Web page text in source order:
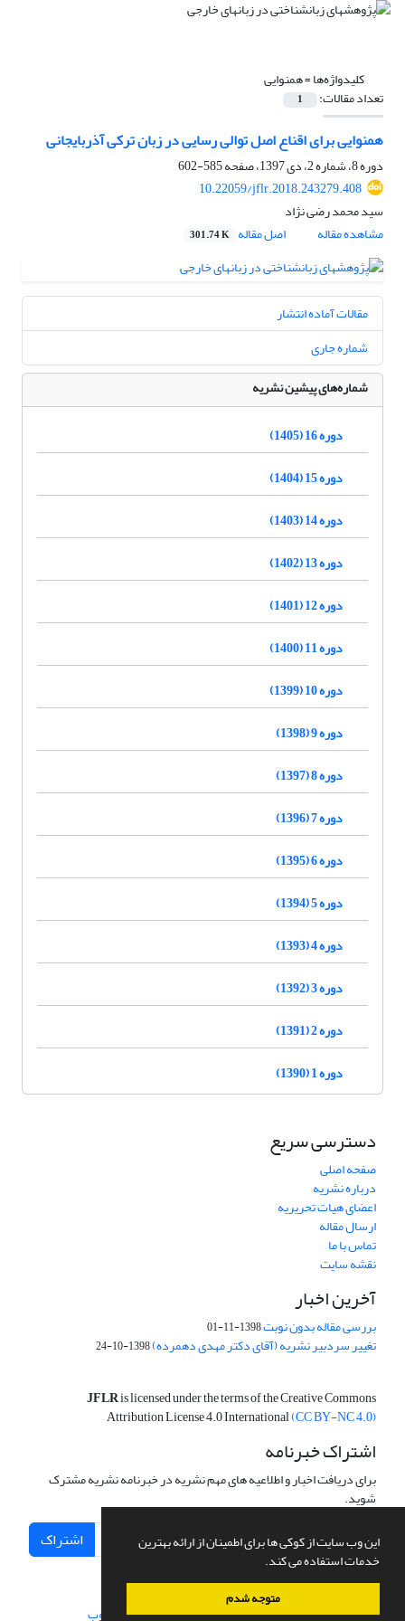
این وب سایت از کوکی ها برای اطمینان از ارائه بهترین
خدمات استفاده می کند.
متوجه شدم
کلیدواژه‌ها =همنوایی
تعداد مقالات: 1
همنوایی برای اقناع اصل توالی رسایی در زبان ترکی آذربایجانی
دوره 8، شماره 2، دی 1397، صفحه
585-602
10.22059/jflr.2018.243279.408
سید محمد رضی نژاد
مشاهده مقاله
اصل مقاله 301.74 K
مقالات آماده انتشار
شماره جاری
شماره‌های پیشین نشریه
دوره 16 (1405)
دوره 15 (1404)
دوره 14 (1403)
دوره 13 (1402)
دوره 12 (1401)
دوره 11 (1400)
دوره 10 (1399)
دوره 9 (1398)
دوره 8 (1397)
دوره 7 (1396)
دوره 6 (1395)
دوره 5 (1394)
دوره 4 (1393)
دوره 3 (1392)
دوره 2 (1391)
دوره 1 (1390)
دسترسی سریع
صفحه اصلی
درباره نشریه
اعضای هیات تحریریه
ارسال مقاله
تماس با ما
نقشه سایت
آخرین اخبار
بررسی مقاله بدون نوبت1398-11-01
تغییر سردبیر نشریه (آقای دکتر مهدی دهمرده)1398-10-24
JFLRis licensed under the terms of the Creative Commons
Attribution License 4.0 International(CC BY-NC 4.0)
اشتراک خبرنامه
برای دریافت اخبار و اطلاعیه های مهم نشریه در خبرنامه نشریه مشترک
شوید.
اشتراک
سامانه مدیریت نشریات علمی.طراحی و پیاده سازی از سیناوب